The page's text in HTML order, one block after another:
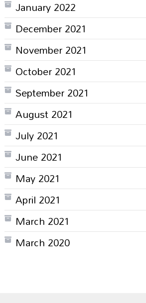
January 2022
December 2021
November 2021
October 2021
September 2021
August 2021
July 2021
June 2021
May 2021
April 2021
March 2021
March 2020